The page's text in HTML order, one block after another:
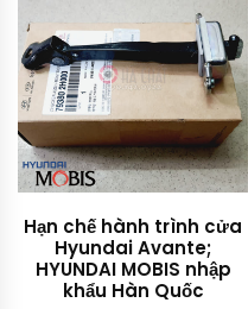
Hạn chế hành trình cửa
Hyundai Avante;
HYUNDAI MOBIS nhập
khẩu Hàn Quốc